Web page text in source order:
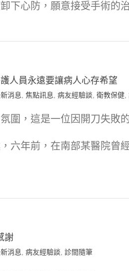
下心防，願意接受手術的
人員永遠要讓病人心存希望
消息 焦點訊息 病友經驗談 衛教保健
圍，這是一位因開刀失敗
六年前，在南部某醫院曾
謝
消息 病友經驗談 診間隨筆